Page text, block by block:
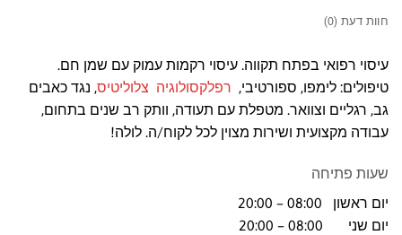
חוות דעת (0)
עיסוי רפואי בפתח תקווה. עיסוי רקמות עמוק עם שמן חם.
טיפולים: לימפו, ספורטיבי, רפלקסולוגיה צלוליטיס, נגד כאבים
גב, רגליים וצוואר. מטפלת עם תעודה, וותק רב שנים בתחום,
עבודה מקצועית ושירות מצוין לכל לקוח/ה. לולה!
שעות פתיחה
יום ראשון 08:00 – 20:00
יום שני 08:00 – 20:00